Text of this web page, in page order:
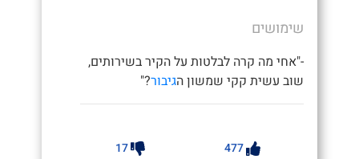
שימושים
-"אחי מה קרה לבלטות על הקיר בשירותים,
שוב עשית קקי שמשון הגיבור?"
477
17